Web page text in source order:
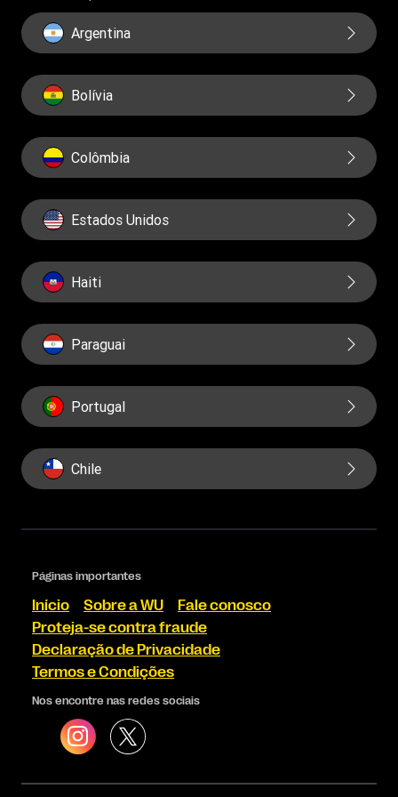
Relatorios
Argentina
Bolívia
Colômbia
Estados Unidos
Haiti
Paraguai
Portugal
Chile
Páginas importantes
Início Sobre a WU
Fale conosco
Proteja-se contra fraude
Declaração de Privacidade
Termos e Condições
Nos encontre nas redes sociais